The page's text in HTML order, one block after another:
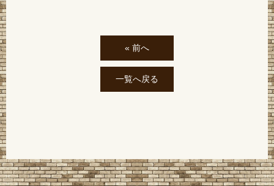
« 前へ
一覧へ戻る